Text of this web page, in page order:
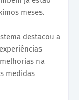
meses.
destacou a
na
medidas